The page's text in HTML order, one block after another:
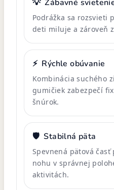
💡 Zábavné
Podrážka sa rozsvieti
deti miluje a zároveň
⚡ Rýchle obúvanie
Kombinácia suchého
gumičiek zabezpečí
šnúrok.
🛡️ Stabilná päta
Spevnená pätová
nohu v správnej
aktivitách.